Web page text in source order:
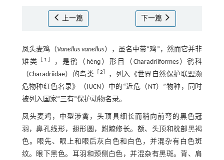
上一篇 下一篇
凤头麦鸡（Vanellus vanellus），虽名中带“鸡”，然而它并非
雉类
1
，是鸻（hénɡ）形目（Charadriiformes）鸻科
（Charadriidae）的鸟类
2
，列入《世界自然保护联盟濒
危物种红色名录》（IUCN）中的“近危（NT）”物种，同时
被列入国家“三有”保护动物名录。
凤头麦鸡，中型涉禽，头顶具细长而稍向前弯的黑色冠
羽，鼻孔线形，翅形圆，跗蹠修长。额、头顶和枕部黑褐
色。眼先、眼上和眼后灰白色和白色，并混杂有白色斑
纹。眼下黑色。耳羽和颈侧白色，并混杂有黑斑。背、肩